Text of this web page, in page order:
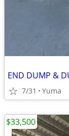
END DUMP &
7/31 Yuma
$33,500